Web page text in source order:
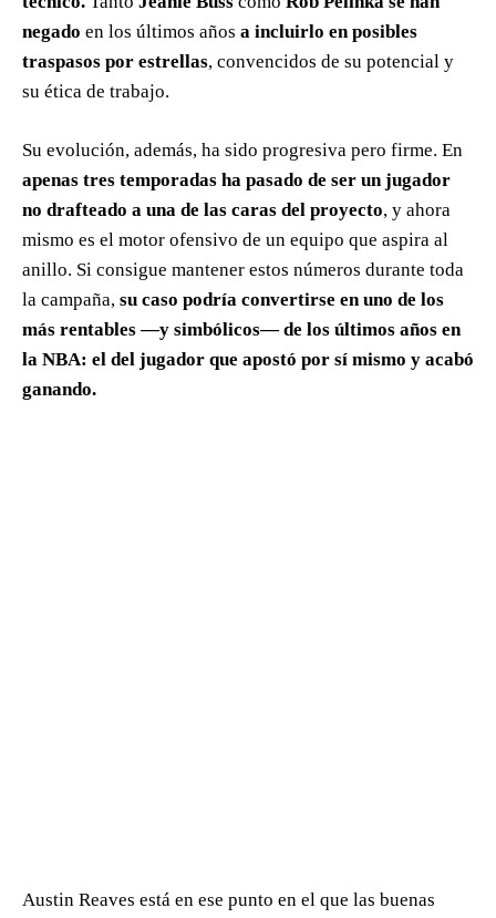
negado en los últimos años a incluirlo en posibles
traspasos por estrellas, convencidos de su potencial y
su ética de trabajo.
Su evolución, además, ha sido progresiva pero firme. En
apenas tres temporadas ha pasado de ser un jugador
no drafteado a una de las caras del proyecto, y ahora
mismo es el motor ofensivo de un equipo que aspira al
anillo. Si consigue mantener estos números durante toda
la campaña, su caso podría convertirse en uno de los
más rentables —y simbólicos— de los últimos años en
la NBA: el del jugador que apostó por sí mismo y acabó
ganando.
Austin Reaves está en ese punto en el que las buenas